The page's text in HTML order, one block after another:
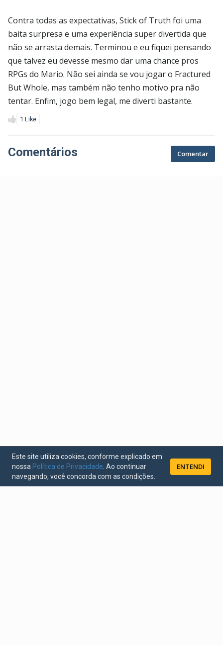
Contra todas as expectativas, Stick of Truth foi uma
baita surpresa e uma experiência super divertida que
não se arrasta demais. Terminou e eu fiquei pensando
que talvez eu devesse mesmo dar uma chance pros
RPGs do Mario. Não sei ainda se vou jogar o Fractured
But Whole, mas também não tenho motivo pra não
tentar. Enfim, jogo bem legal, me diverti bastante.
1 Like
Comentários Comentar
Este site utiliza cookies, conforme explicado em
nossa Política de Privacidade . Ao continuar
navegando, você concorda com as condições.
ENTENDI